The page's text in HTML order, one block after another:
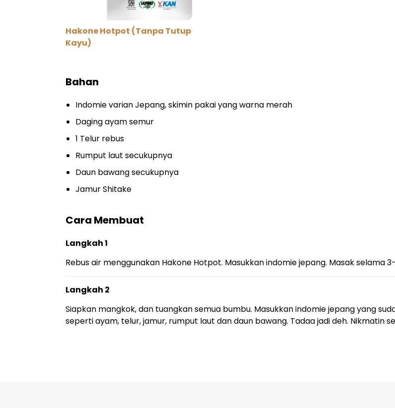
Hakone Hotpot (Tanpa Tutup
Kayu)
Bahan
Indomie varian Jepang, skimin pakai yang warna merah
Daging ayam semur
1 Telur rebus
Rumput laut secukupnya
Daun bawang secukupnya
Jamur Shitake
Cara Membuat
Langkah 1
Rebus air menggunakan Hakone Hotpot. Masukkan indomie jepang. Masak selama
Langkah 2
Siapkan mangkok, dan tuangkan semua bumbu. Masukkan indomie jepang yang
seperti ayam, telur, jamur, rumput laut dan daun bawang. Tadaa jadi deh. Nikmatin